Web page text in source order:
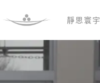
靜思寰宇